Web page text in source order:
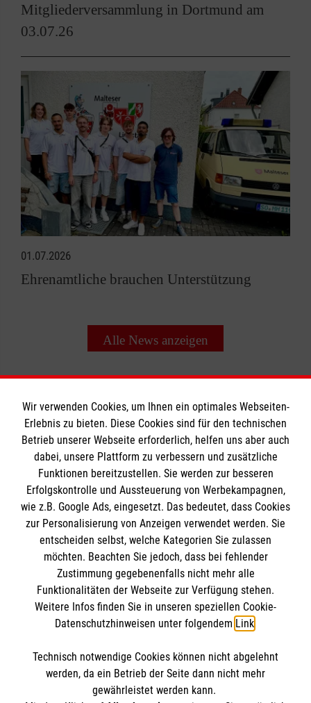
Mitgliederversammlung in Dortmund am
03.07.26
01.07.2026
Ehrenamtliche brauchen Unterstützung
Alle News anzeigen
Informationen
Impressum
Datenschutz
Kontakt
Barrierefreiheit
Die Malteser
Malteser in Deutschland
Malteserorden
Sharepoint
Spendenkonto
IBAN: DE37 3706 0120 1201 2160 16
BIC: GENODED1PA7
So finden Sie uns
Wir verwenden Cookies, um Ihnen ein optimales Webseiten-
Erlebnis zu bieten. Diese Cookies sind für den technischen
Betrieb unserer Webseite erforderlich, helfen uns aber auch
dabei, unsere Plattform zu verbessern und zusätzliche
Funktionen bereitzustellen. Sie werden zur besseren
Erfolgskontrolle und Aussteuerung von Werbekampagnen,
wie z.B. Google Ads, eingesetzt. Das bedeutet, dass Cookies
zur Personalisierung von Anzeigen verwendet werden. Sie
entscheiden selbst, welche Kategorien Sie zulassen
möchten. Beachten Sie jedoch, dass bei fehlender
Zustimmung gegebenenfalls nicht mehr alle
Funktionalitäten der Webseite zur Verfügung stehen.
Weitere Infos finden Sie in unseren speziellen Cookie-
Datenschutzhinweisen unter folgendem Link.
Technisch notwendige Cookies können nicht abgelehnt
werden, da ein Betrieb der Seite dann nicht mehr
gewährleistet werden kann.